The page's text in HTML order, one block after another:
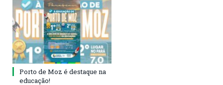
Porto de Moz é destaque na
educação!